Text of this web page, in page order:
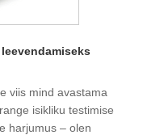
viis mind avastama
isikliku testimise
harjumus – olen